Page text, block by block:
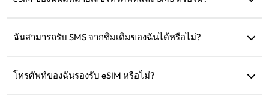
WhatsApp เพื่อการสื่อสารได้
ฉันสามารถรับ SMS จากซิมเดิมของฉันได้หรือไม่?
เพื่อรับ SMS เช่น การแจ้งเตือนบัตรเครดิตขณะเดินทาง
โทรศัพท์ของฉันรองรับ eSIM หรือไม่?